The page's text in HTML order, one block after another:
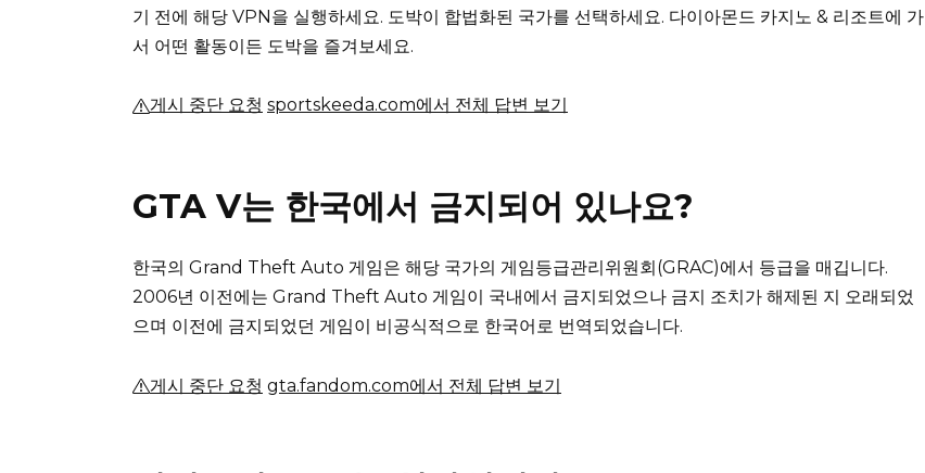
기 전에 해당 VPN을 실행하세요. 도박이 합법화된 국가를 선택하세요. 다이아몬드 카지노 & 리조트에 가
서 어떤 활동이든 도박을 즐겨보세요.
게시 중단 요청 sportskeeda.com에서 전체 답변 보기
GTA V는 한국에서 금지되어 있나요?
한국의 Grand Theft Auto 게임은 해당 국가의 게임등급관리위원회(GRAC)에서 등급을 매깁니다.
2006년 이전에는 Grand Theft Auto 게임이 국내에서 금지되었으나 금지 조치가 해제된 지 오래되었
으며 이전에 금지되었던 게임이 비공식적으로 한국어로 번역되었습니다.
게시 중단 요청 gta.fandom.com에서 전체 답변 보기